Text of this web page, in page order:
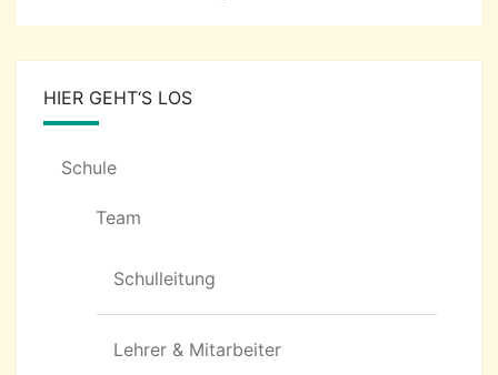
HIER GEHT‘S LOS
Schule
Team
Schulleitung
Lehrer & Mitarbeiter